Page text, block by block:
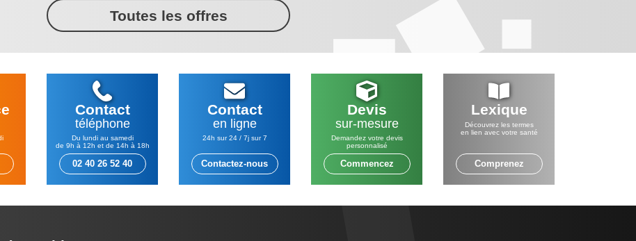
Toutes les offres
Contact
téléphone
Du lundi au samedi
de 9h à 12h et de 14h à 18h
02 40 26 52 40
Contact
en ligne
24h sur 24 / 7j sur 7
Contactez-nous
Devis
sur-mesure
Demandez votre devis
personnalisé
Commencez
Lexique
Découvrez les termes
en lien avec votre santé
Comprenez